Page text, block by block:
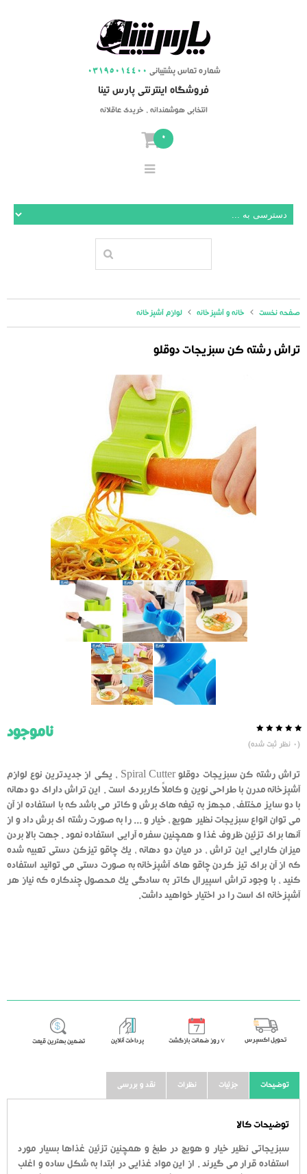
03195014400 شماره تماس پشتیبانی
فروشگاه اینترنتی پارس تینا
انتخابی هوشمندانه ، خریدی عاقلانه
0
صفحه نخست خانه و آشپزخانه لوازم آشپزخانه
تراش رشته کن سبزیجات دوقلو
از
50
رای
دهنده
(
0 نظر ثبت شده)
ناموجود
تراش رشته کن سبزیجات دوقلو Spiral Cutter ، یکی از جدیدترین نوع لوازم
آشپزخانه مدرن با طراحی نوین و کاملاً کاربردی است . این تراش دارای دو دهانه
با دو سایز مختلف ، مجهز به تیغه های برش و کاتر می باشد که با استفاده از آن
می توان انواع سبزیجات نظیر هویج ، خیار و ... را به صورت رشته ای برش داد و از
آنها برای تزئین ظروف غذا و همچنین سفره آرایی استفاده نمود . جهت بالا بردن
میزان کارایی این تراش ، در میان دو دهانه ، یک چاقو تیزکن دستی تعبیه شده
که از آن برای تیز کردن چاقو های آشپزخانه به صورت دستی می توانید استفاده
کنید ، با وجود تراش اسپیرال کاتر به سادگی یک محصول چندکاره که نیاز هر
آشپزخانه ای است را در اختیار خواهید داشت.
تحویل اکسپرس ٧ روز ضمانت بازگشت پرداخت آنلاین تضمین بهترین قیمت
توضیحات جزئیات نظرات نقد و بررسی
توضیحات کالا
سبزیجاتی نظیر خیار و هویج در طبخ و همچنین تزئین غذاها بسیار مورد
استفاده قرار می گیرند . از این مواد غذایی در ابتدا به شکل ساده و اغلب